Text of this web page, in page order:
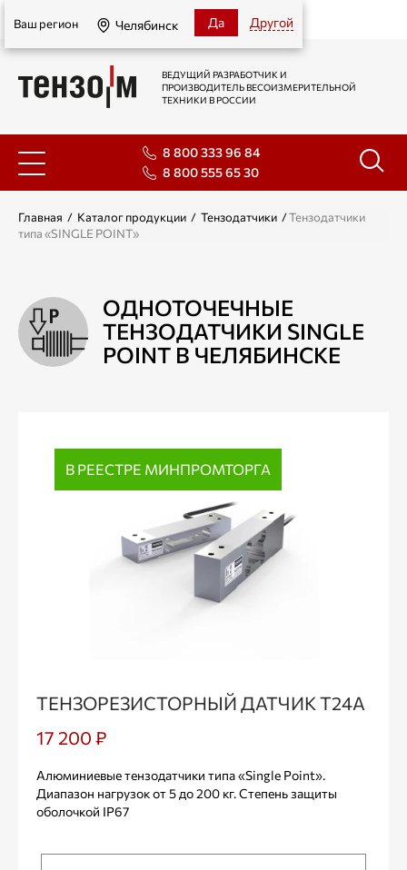
Челябинск
Ваш регион Челябинск Да Другой
ВЕДУЩИЙ РАЗРАБОТЧИК И
ПРОИЗВОДИТЕЛЬ ВЕСОИЗМЕРИТЕЛЬНОЙ
ТЕХНИКИ В РОССИИ
8 800 333 96 84
8 800 555 65 30
Главная / Каталог продукции / Тензодатчики /Тензодатчики
типа «SINGLE POINT»
ОДНОТОЧЕЧНЫЕ
ТЕНЗОДАТЧИКИ SINGLE
POINT В ЧЕЛЯБИНСКЕ
В РЕЕСТРЕ МИНПРОМТОРГА
ТЕНЗОРЕЗИСТОРНЫЙ ДАТЧИК Т24А
17 200 ₽
Алюминиевые тензодатчики типа «Single Point».
Диапазон нагрузок от 5 до 200 кг. Степень защиты
оболочкой IP67